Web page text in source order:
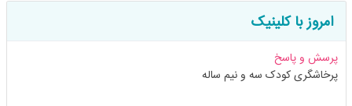
امروز با کلینیک
پرسش و پاسخ
پرخاشگری کودک سه و نیم ساله